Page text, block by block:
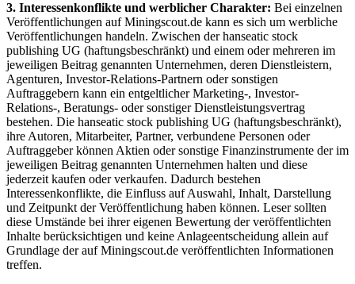
3. Interessenkonflikte und werblicher Charakter: Bei einzelnen
Veröffentlichungen auf Miningscout.de kann es sich um werbliche
Veröffentlichungen handeln. Zwischen der hanseatic stock
publishing UG (haftungsbeschränkt) und einem oder mehreren im
jeweiligen Beitrag genannten Unternehmen, deren Dienstleistern,
Agenturen, Investor-Relations-Partnern oder sonstigen
Auftraggebern kann ein entgeltlicher Marketing-, Investor-
Relations-, Beratungs- oder sonstiger Dienstleistungsvertrag
bestehen. Die hanseatic stock publishing UG (haftungsbeschränkt),
ihre Autoren, Mitarbeiter, Partner, verbundene Personen oder
Auftraggeber können Aktien oder sonstige Finanzinstrumente der im
jeweiligen Beitrag genannten Unternehmen halten und diese
jederzeit kaufen oder verkaufen. Dadurch bestehen
Interessenkonflikte, die Einfluss auf Auswahl, Inhalt, Darstellung
und Zeitpunkt der Veröffentlichung haben können. Leser sollten
diese Umstände bei ihrer eigenen Bewertung der veröffentlichten
Inhalte berücksichtigen und keine Anlageentscheidung allein auf
Grundlage der auf Miningscout.de veröffentlichten Informationen
treffen.